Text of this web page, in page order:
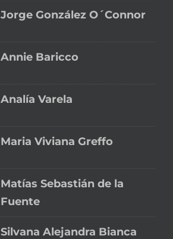
Jorge González O´Connor
Annie Baricco
Analía Varela
Maria Viviana Greffo
Matías Sebastián de la
Fuente
Silvana Alejandra Bianca